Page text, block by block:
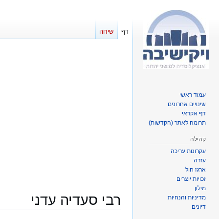
רבי סעדיה עדני
דף שיחה
עמוד ראשי
שינויים אחרונים
דף אקראי
תרומה לאתר (הקדשות)
קהילה
עקרונות עריכה
עזרה
ארגז חול
זכויות יוצרים
מילון
מדיניות והנחיות
דיונים